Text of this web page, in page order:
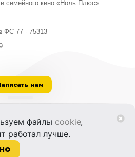
файлы cookie,
работал лучше.
и семейного кино «Ноль Плюс»
ФС 77 - 75313
нам
и медиа»